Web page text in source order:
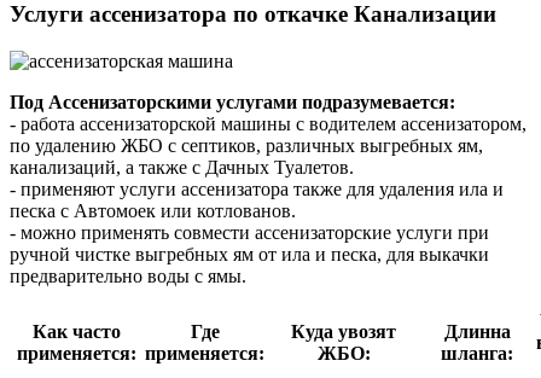
Услуги ассенизатора по откачке Канализации
Под Ассенизаторскими услугами подразумевается:
- работа ассенизаторской машины с водителем ассенизатором,
по удалению ЖБО с септиков, различных выгребных ям,
канализаций, а также с Дачных Туалетов.
- применяют услуги ассенизатора также для удаления ила и
песка с Автомоек или котлованов.
- можно применять совмести ассенизаторские услуги при
ручной чистке выгребных ям от ила и песка, для выкачки
предварительно воды с ямы.
Как часто
применяется:
Где
применяется:
Куда увозят
ЖБО:
Длинна
шланга: